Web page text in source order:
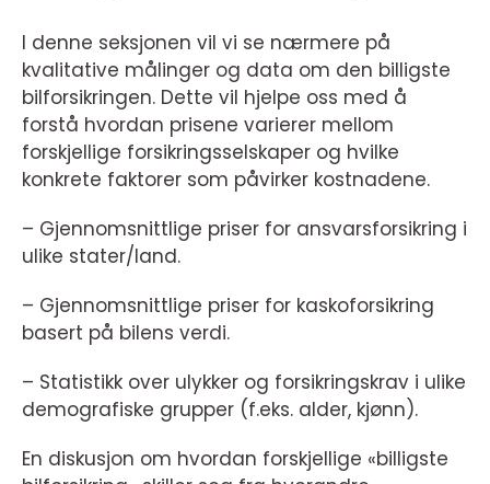
I denne seksjonen vil vi se nærmere på
kvalitative målinger og data om den billigste
bilforsikringen. Dette vil hjelpe oss med å
forstå hvordan prisene varierer mellom
forskjellige forsikringsselskaper og hvilke
konkrete faktorer som påvirker kostnadene.
– Gjennomsnittlige priser for ansvarsforsikring i
ulike stater/land.
– Gjennomsnittlige priser for kaskoforsikring
basert på bilens verdi.
– Statistikk over ulykker og forsikringskrav i ulike
demografiske grupper (f.eks. alder, kjønn).
En diskusjon om hvordan forskjellige «billigste